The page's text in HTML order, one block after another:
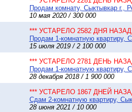
Продам комнату, Сыктывкар г.,
10 мая 2020 / 300 000
*** УСТАРЕЛО 2582 ДНЯ НАЗАД
Продам 1-комнатную квартиру,
15 июля 2019 / 2 100 000
*** УСТАРЕЛО 2781 ДЕНЬ
Продам 1-комнатную квартиру,
28 декабря 2018 / 1 900 000
*** УСТАРЕЛО 1867 ДНЕЙ
Сдам 2-комнатную квартиру,
28 июня 2021 / 10 000